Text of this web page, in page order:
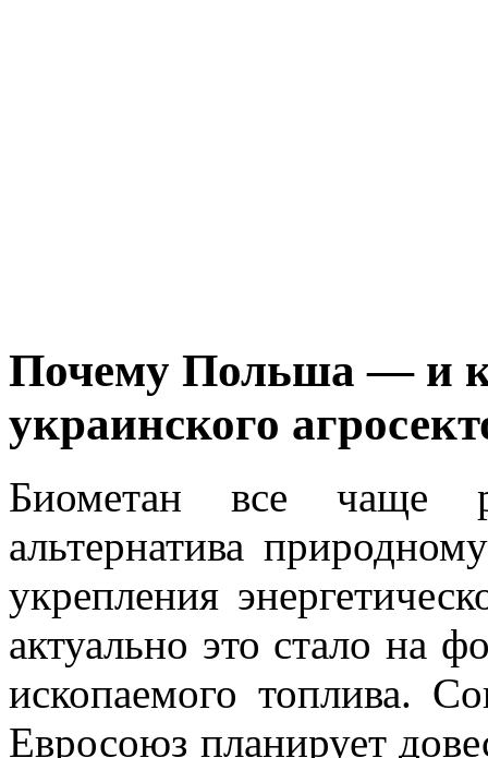
Почему Польша — и
украинского
Биометан все чаще
альтернатива
укрепления
актуально это стало на
ископаемого топлива.
Евросоюз планирует